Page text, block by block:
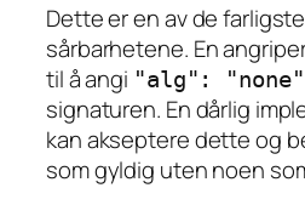
Dette er en av de
sårbarhetene. En
til å angi "alg": "none"
signaturen. En dårlig
kan akseptere dette og
som gyldig uten noen